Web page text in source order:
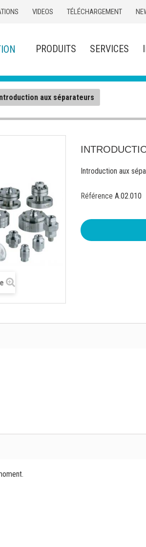
VIDEOS TÉLÉCHARGEMENT
PRODUITS SERVICES
aux séparateurs
Introduction aux
Référence A.02.010